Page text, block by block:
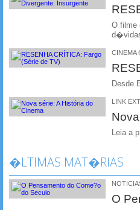
O filme
CINEMA
Desde
LINK
Leia a
�LTIMAS MAT�RIAS
O